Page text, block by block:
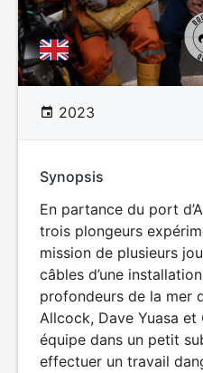
2023
Synopsis
En partance du port
trois plongeurs
mission de plusieurs
câbles d’une
profondeurs de la mer
Allcock, Dave Yuasa
équipe dans un petit
effectuer un travail